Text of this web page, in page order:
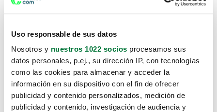
Uso responsable de sus datos
Nosotros y nuestros 1022 socios procesamos sus
datos personales, p.ej., su dirección IP, con tecnologías
como las cookies para almacenar y acceder la
información en su dispositivo con el fin de ofrecer
publicidad y contenido personalizados, medición de
publicidad y contenido, investigación de audiencia y
Lo sentimos, no sabemos como
te hemos traido hasta aquí.